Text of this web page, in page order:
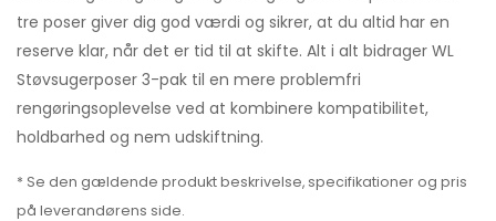
tre poser giver dig god værdi og sikrer, at du altid har en
reserve klar, når det er tid til at skifte. Alt i alt bidrager WL
Støvsugerposer 3-pak til en mere problemfri
rengøringsoplevelse ved at kombinere kompatibilitet,
holdbarhed og nem udskiftning.
* Se den gældende produkt beskrivelse, specifikationer og pris
på leverandørens side.